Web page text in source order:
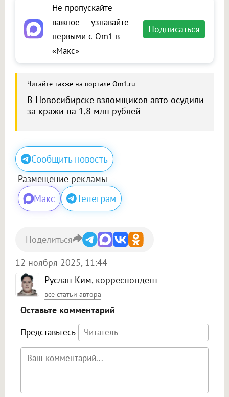
Не пропускайте
важное — узнавайте
первыми с Om1 в
«Макс»
Подписаться
Читайте также на портале Om1.ru
В Новосибирске взломщиков авто осудили
за кражи на 1,8 млн рублей
Сообщить новость
Размещение рекламы
Макс Телеграм
Руслан Ким, корреспондент
все статьи автора
12 ноября 2025, 11:44
Поделиться
Оставьте комментарий
Представьтесь